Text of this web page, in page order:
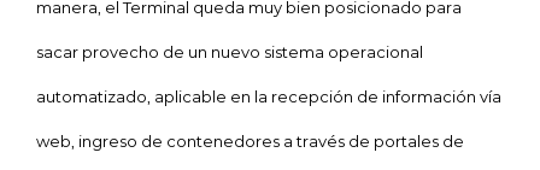
manera, el Terminal queda muy bien posicionado para
sacar provecho de un nuevo sistema operacional
automatizado, aplicable en la recepción de información vía
web, ingreso de contenedores a través de portales de